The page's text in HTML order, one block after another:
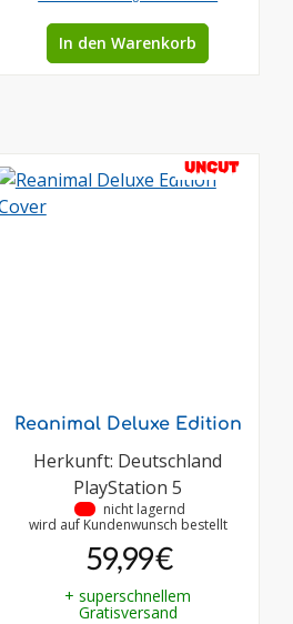
In den Warenkorb
UNCUT
Reanimal Deluxe Edition
Herkunft: Deutschland
PlayStation 5
nicht lagernd
wird auf Kundenwunsch bestellt
59,99 €
+ superschnellem
Gratisversand